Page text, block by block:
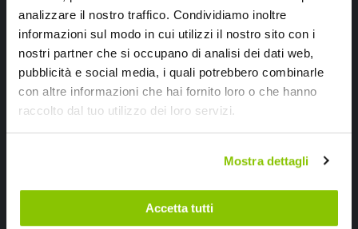
analizzare il nostro traffico. Condividiamo inoltre
informazioni sul modo in cui utilizzi il nostro sito con i
nostri partner che si occupano di analisi dei dati web,
pubblicità e social media, i quali potrebbero combinarle
con altre informazioni che hai fornito loro o che hanno
raccolto dal tuo utilizzo dei loro servizi.
Mostra dettagli
Accetta tutti
Ricevi subito uno sconto del 10% per il tuo primo acquisto online!